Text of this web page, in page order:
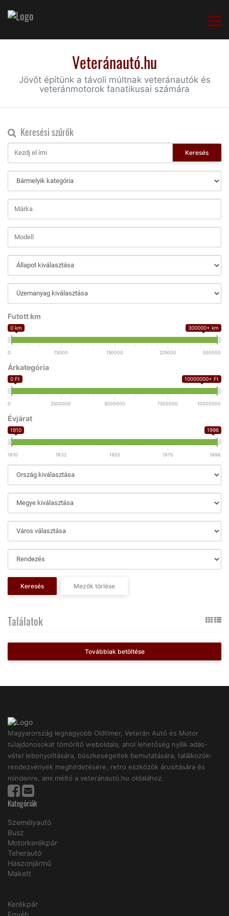
Veteránautó.hu
Jövőt építünk a távoli múltnak veteránautók és
veteránmotorok fanatikusai számára
Keresési szűrők
Keresés
Futott km
0 km 300000+ km
0 75000 150000 225000 300000
Árkategória
0 Ft 10000000+ Ft
0 2500000 5000000 7500000 10000000
Évjárat
1910 1996
1910 1932 1953 1975 1996
Keresés Mezők törlése
Találatok
Továbbiak betöltése
Magyarország legnagyobb Oldtimer, Veterán Autó és Motor
tulajdonosokat tömörítő weboldala, ahol lehetőség nyílik adás-
vétel lebonyolitására, büszkeségeitek bemutatására, találkozók-
rendezvények meghirdetésére, retro eszközök árusítására és
mindenre, ami méltó a veteránautó.hu oldalához.
Kategóriák
Személyautó
Busz
Motorkerékpár
Teherautó
Haszonjármű
Makett
Kerékpár
Egyéb